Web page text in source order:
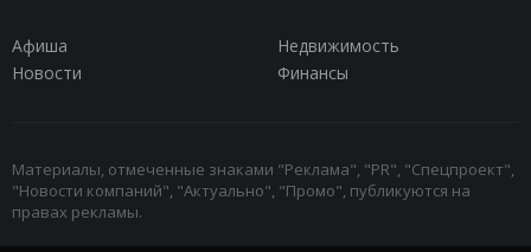
Афиша
Недвижимость
Новости
Финансы
Материалы, отмеченные знаками "Реклама", "PR", "Спецпроект",
"Новости компаний", "Актуально", "Промо", публикуются на
правах рекламы.